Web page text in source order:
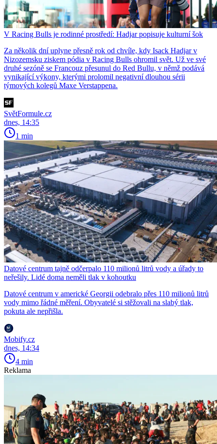
V Racing Bulls je rodinné prostředí: Hadjar popisuje kulturní šok
Za několik dní uplyne přesně rok od chvíle, kdy Isack Hadjar v
Nizozemsku ziskem pódia v Racing Bulls ohromil svět. Už ve své
druhé sezóně se Francouz přesunul do Red Bullu, v němž podává
vynikající výkony, kterými prolomil negativní dlouhou sérii
týmových kolegů Maxe Verstappena.
SvětFormule.cz
dnes, 14:35
1 min
Datové centrum tajně odčerpalo 110 milionů litrů vody a úřady to
neřešily. Lidé doma neměli tlak v kohoutku
Datové centrum v americké Georgii odebralo přes 110 milionů litrů
vody mimo řádné měření. Obyvatelé si stěžovali na slabý tlak,
pokuta ale nepřišla.
Mobify.cz
dnes, 14:34
4 min
Reklama